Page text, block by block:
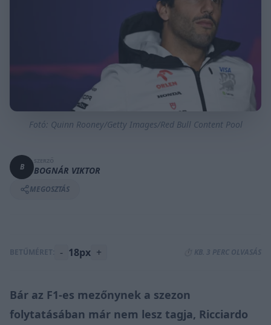
Fotó: Quinn Rooney/Getty Images/Red Bull Content Pool
B BOGNÁR VIKTOR
MEGOSZTÁS
BETŰMÉRET: - 18px + ⏱️ KB. 3 PERC OLVASÁS
Bár az F1-es mezőnynek a szezon
folytatásában már nem lesz tagja, Ricciardo